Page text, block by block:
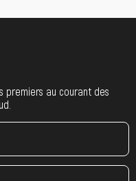
premiers au courant des